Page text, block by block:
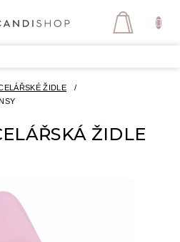
ŽIDLE
/
ŽIDLE